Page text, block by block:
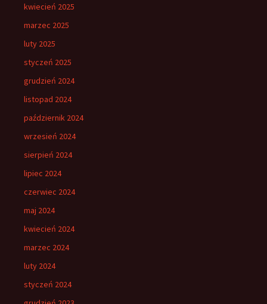
kwiecień 2025
marzec 2025
luty 2025
styczeń 2025
grudzień 2024
listopad 2024
październik 2024
wrzesień 2024
sierpień 2024
lipiec 2024
czerwiec 2024
maj 2024
kwiecień 2024
marzec 2024
luty 2024
styczeń 2024